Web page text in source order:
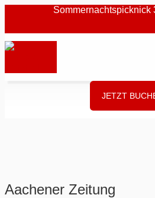
Sommernachtspicknick
JETZT
Aachener Zeitung